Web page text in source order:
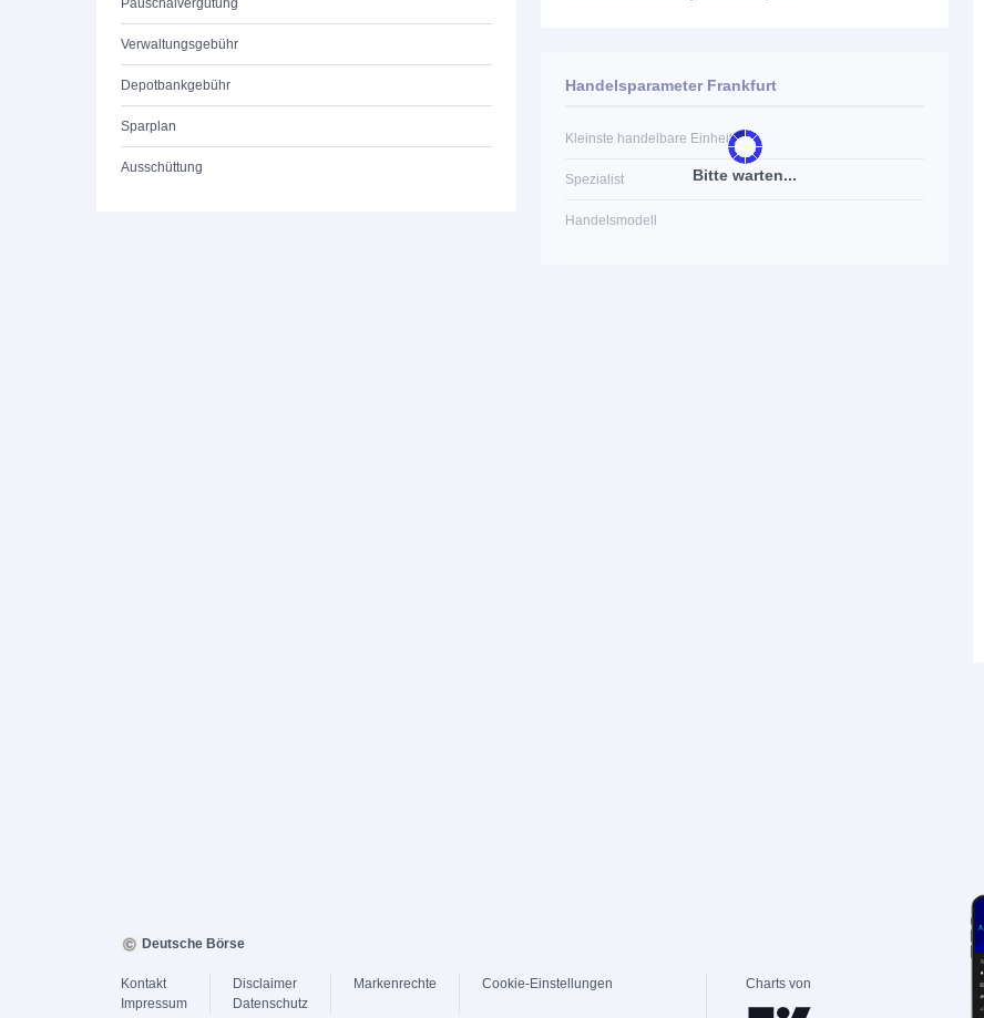
Pauschalvergütung
Verwaltungsgebühr
Depotbankgebühr
Sparplan
Ausschüttung Bitte warten...
Handelsparameter Frankfurt
Kleinste handelbare Einheit
Spezialist
Handelsmodell
Deutsche Börse
Kontakt
Impressum
Disclaimer
Datenschutz
Markenrechte Cookie-Einstellungen Charts von